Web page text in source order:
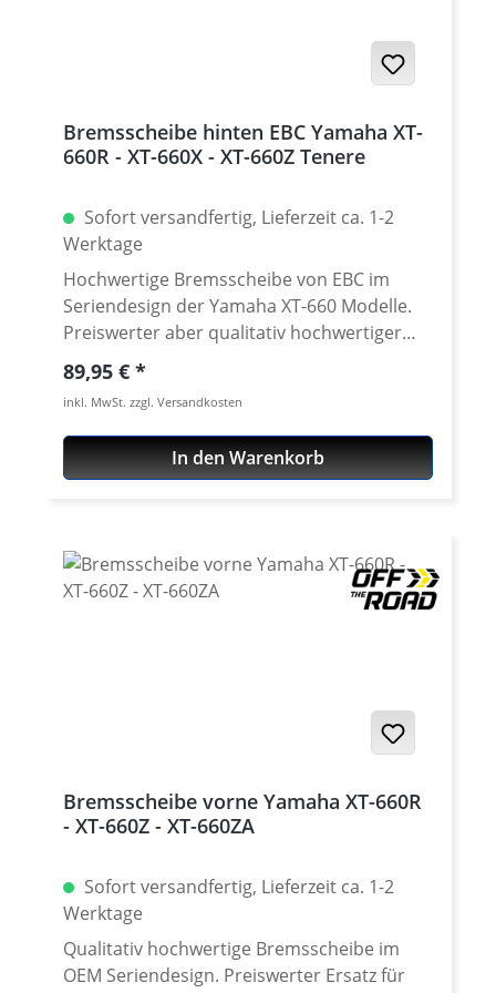
XT-660Z 2008-2016 · Yamaha XT-660ZA ABS
2011-2016 · Yamaha XT-660R 2004-2016
Bremsscheibe hinten EBC Yamaha XT-
660R - XT-660X - XT-660Z Tenere
Sofort versandfertig, Lieferzeit ca. 1-2
Werktage
Hochwertige Bremsscheibe von EBC im
Seriendesign der Yamaha XT-660 Modelle.
Preiswerter aber qualitativ hochwertiger
Ersatz für eine verschlissene original
Bremsscheibe der XT-660 R/X oder XT660Z
Tenere. Details: hochwertige
Stahllegierung, antikorrosionsbeschichtet
Fertigung mit Edelstahl aus deutscher
Mikrometer diamantgeschliffene Oberfläche
Sehr gute Bremsleistung und Haltbarkeit
Abmessungen wie Original einfacher
XT-660X 2007-2016 Yamaha XT660Z Tenere
2008-2016 Yamaha XT660ZA (ABS) Tenere
Regulärer Preis:
89,95 €
inkl. MwSt. zzgl. Versandkosten
In den Warenkorb
Bremsscheibe vorne Yamaha XT-660R
- XT-660Z - XT-660ZA
Sofort versandfertig, Lieferzeit ca. 1-2
Werktage
Qualitativ hochwertige Bremsscheibe im
OEM Seriendesign. Preiswerter Ersatz für